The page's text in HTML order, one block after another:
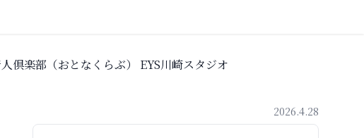
倶楽部（おとなくらぶ） EYS川崎スタジオ
2026.4.28